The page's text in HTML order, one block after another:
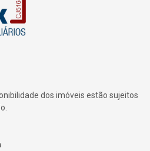
dos imóveis estão sujeitos